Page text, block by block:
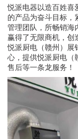
悦派电器以造百姓喜
的产品为奋斗目标，
管理团队，所畅销海
赢得了无限商机，创
悦派厨电（赣州）展
心，提供悦派厨电（
售后等一条龙服务！